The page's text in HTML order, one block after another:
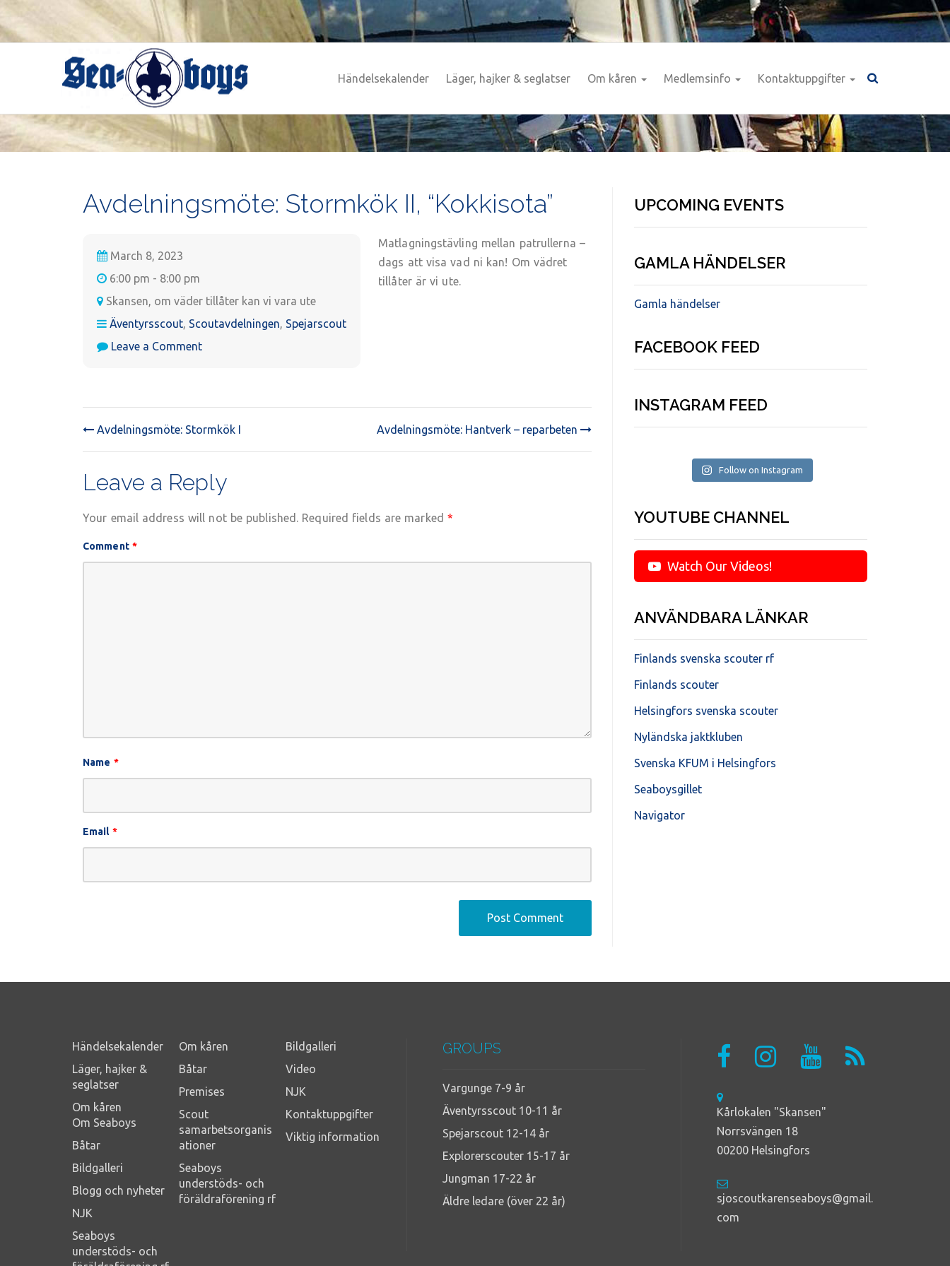
to
content
Händelsekalender Läger, hajker & seglatser Om kåren Medlemsinfo Kontaktuppgifter
Avdelningsmöte: Stormkök II, “Kokkisota”
March 8, 2023
6:00 pm - 8:00 pm
Skansen, om väder tillåter kan vi vara ute
Äventyrsscout, Scoutavdelningen, Spejarscout
Leave a Commenton
“Kokkisota”
Matlagningstävling mellan patrullerna –
dags att visa vad ni kan! Om vädret
tillåter är vi ute.
POST
NAVIGATION
Avdelningsmöte: Stormkök I Avdelningsmöte: Hantverk – reparbeten
Leave a Reply
Your email address will not be published. Required fields are marked *
Comment *
Name *
Email *
UPCOMING EVENTS
GAMLA HÄNDELSER
Gamla händelser
FACEBOOK FEED
INSTAGRAM FEED
Follow on Instagram
YOUTUBE CHANNEL
Watch Our Videos!
ANVÄNDBARA LÄNKAR
Finlands svenska scouter rf
Finlands scouter
Helsingfors svenska scouter
Nyländska jaktkluben
Svenska KFUM i Helsingfors
Seaboysgillet
Navigator
Händelsekalender
Läger, hajker &
seglatser
Om kåren
Om Seaboys
Båtar
Bildgalleri
Blogg och nyheter
NJK
Seaboys
understöds- och
Om kåren
Båtar
Premises
Scout
samarbetsorganis
ationer
Seaboys
understöds- och
föräldraförening rf
Bildgalleri
Video
NJK
Kontaktuppgifter
Viktig information
GROUPS
Vargunge 7-9 år
Äventyrsscout 10-11 år
Spejarscout 12-14 år
Explorerscouter 15-17 år
Jungman 17-22 år
Äldre ledare (över 22 år)
Kårlokalen "Skansen"
Norrsvängen 18
00200 Helsingfors
sjoscoutkarenseaboys@gmail.
com